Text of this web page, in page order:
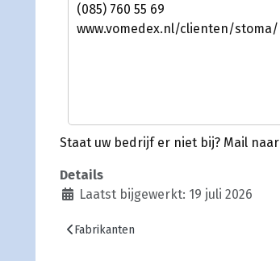
(085) 760 55 69
www.vomedex.nl/clienten/stoma/
Staat uw bedrijf er niet bij? Mail naar
Details
Laatst bijgewerkt: 19 juli 2026
Vorig artikel: Fabrikanten
Fabrikanten